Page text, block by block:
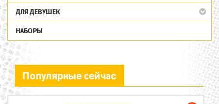
ДЛЯ ДЕВУШЕК
НАБОРЫ
Популярные сейчас